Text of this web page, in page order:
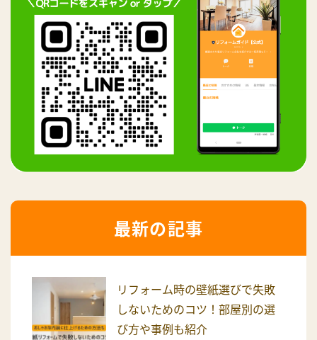
最新の記事
リフォーム時の壁紙選びで失敗
しないためのコツ！部屋別の選
び方や事例も紹介